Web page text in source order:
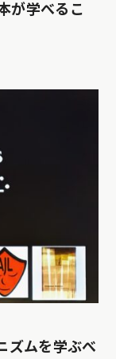
が学べるこ
ズムを学ぶべ